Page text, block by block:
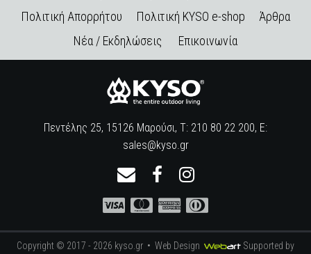
Πολιτική Απορρήτου
Πολιτική KYSO e-shop
Άρθρα
Νέα / Εκδηλώσεις
Επικοινωνία
Πεντέλης 25, 15126 Μαρούσι, Τ: 210 80 22 200, E:
sales@kyso.gr
Copyright © 2017 - 2026 kyso.gr • Web Design
Supported by